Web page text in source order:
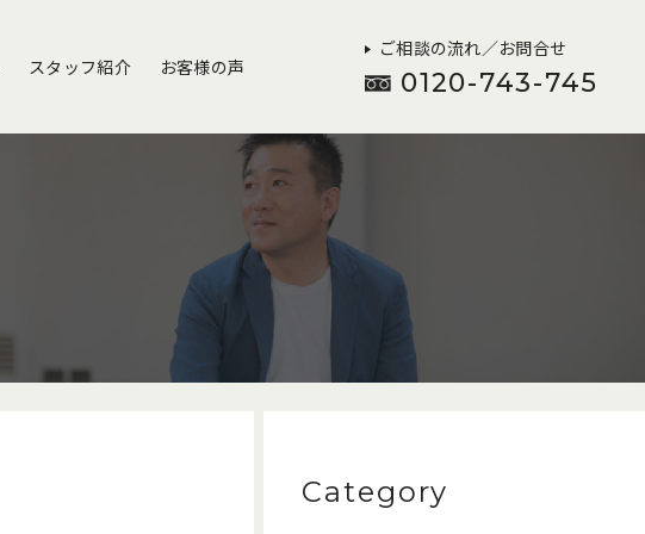
スタッフ紹介 お客様の声
ご相談の流れ／お問合せ
0120-743-745
Category